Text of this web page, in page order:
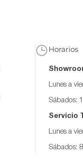
Horarios
Lunes a
Sábados:
Servicio
Lunes a
Sábados: